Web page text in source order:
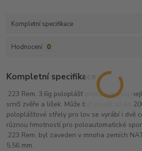
Kompletní specifikace
Hodnocení 0
Kompletní specifikace
.223 Rem. 3,6g poloplášť prokazuje svůj
srnčí zvěře a lišek. Může být použit až do
poloplášťové střely pro lov se vyrábí i dvě
různou hmotností pro poloautomatické
.223 Rem. byl zaveden v mnoha zemích
5,56 mm.